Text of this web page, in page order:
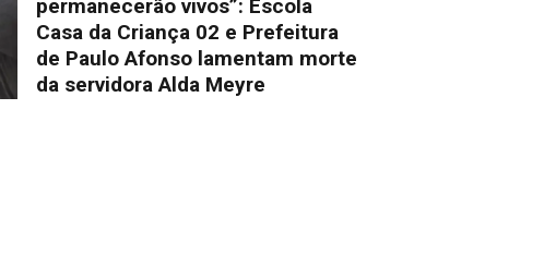
permanecerão vivos”: Escola
Casa da Criança 02 e Prefeitura
de Paulo Afonso lamentam morte
da servidora Alda Meyre